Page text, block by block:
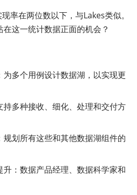
率在两位数以下，与Lakes类似。
这一统计数据正面的机会？
多个用例设计数据湖，以实现更
多种接收、细化、处理和交付方
划所有这些和其他数据湖组件的
：数据产品经理、数据科学家和